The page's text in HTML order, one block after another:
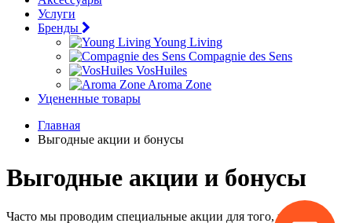
Услуги
Бренды
Young Living
Compagnie des Sens
VosHuiles
Aroma Zone
Уцененные товары
Главная
Выгодные акции и бонусы
Выгодные акции и бонусы
Часто мы проводим специальные акции для того, чтобы